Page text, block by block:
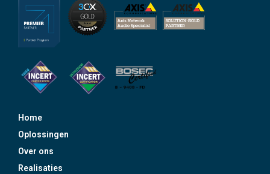
Home
Oplossingen
Over ons
Realisaties